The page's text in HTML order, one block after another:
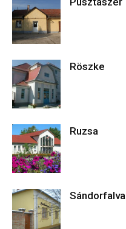
Röszke
Ruzsa
Sándorfalva